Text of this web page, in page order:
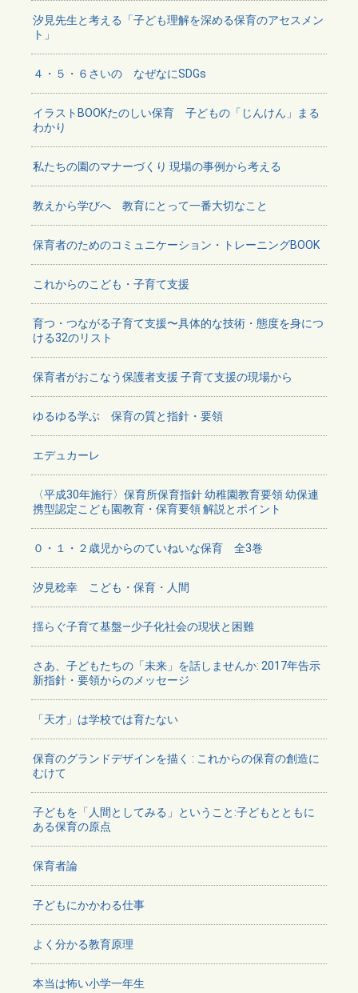
汐見先生と考える「子ども理解を深める保育のアセスメン
ト」
４・５・６さいの なぜなにSDGs
イラストBOOKたのしい保育 子どもの「じんけん」まる
わかり
私たちの園のマナーづくり 現場の事例から考える
教えから学びへ 教育にとって一番大切なこと
保育者のためのコミュニケーション・トレーニングBOOK
これからのこども・子育て支援
育つ・つながる子育て支援〜具体的な技術・態度を身につ
ける32のリスト
保育者がおこなう保護者支援 子育て支援の現場から
ゆるゆる学ぶ 保育の質と指針・要領
エデュカーレ
〈平成30年施行〉保育所保育指針 幼稚園教育要領 幼保連
携型認定こども園教育・保育要領 解説とポイント
０・１・２歳児からのていねいな保育 全3巻
汐見稔幸 こども・保育・人間
揺らぐ子育て基盤―少子化社会の現状と困難
さあ、子どもたちの「未来」を話しませんか: 2017年告示
新指針・要領からのメッセージ
「天才」は学校では育たない
保育のグランドデザインを描く : これからの保育の創造に
むけて
子どもを「人間としてみる」ということ:子どもとともに
ある保育の原点
保育者論
子どもにかかわる仕事
よく分かる教育原理
本当は怖い小学一年生